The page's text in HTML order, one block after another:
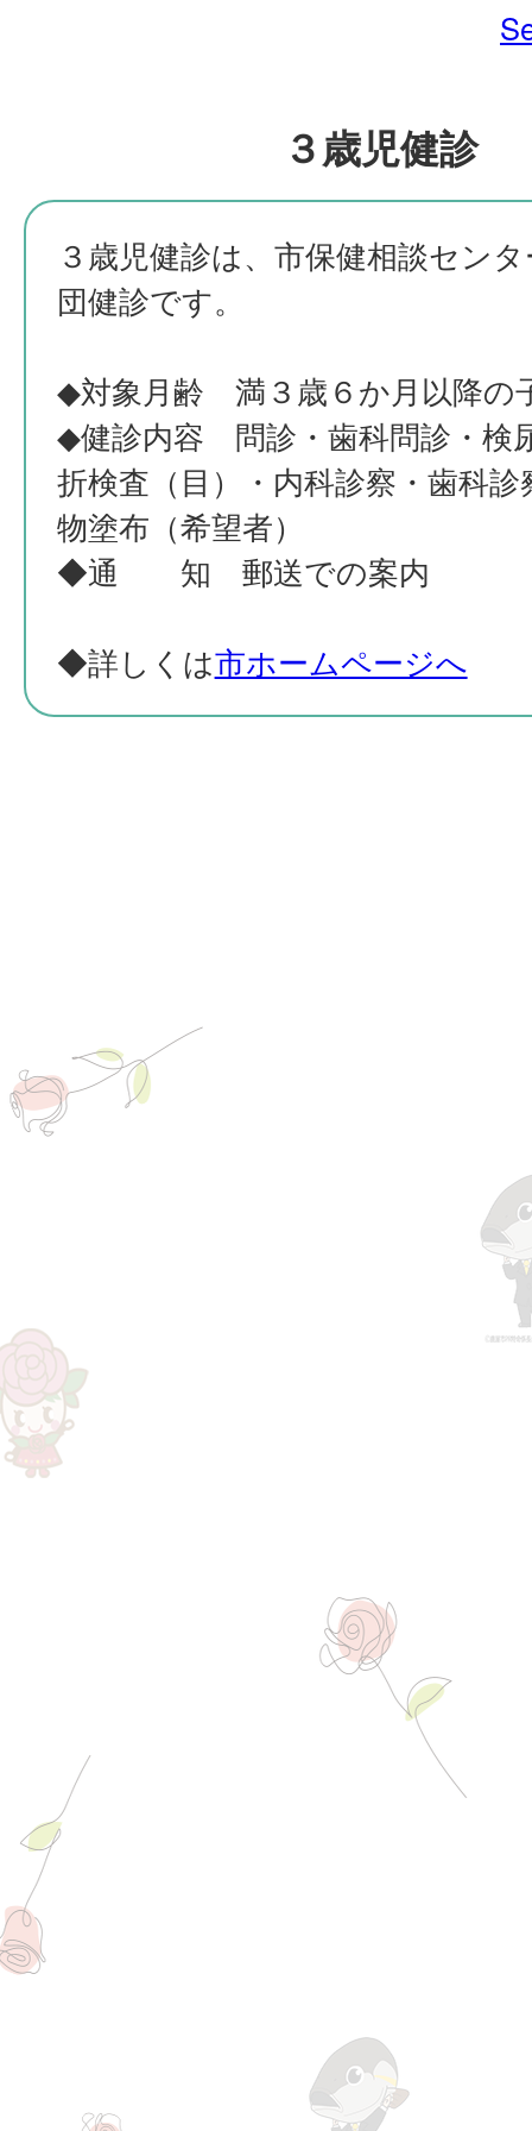
３歳児健診
３歳児健診は、市保健相談セン
団健診です。
◆対象月齢 満３歳６か月以降の
◆健診内容 問診・歯科問診・検
折検査（目）・内科診察・歯科
物塗布（希望者）
◆通 知 郵送での案内
◆詳しくは市ホームページへ